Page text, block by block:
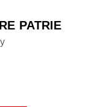
PATRIE